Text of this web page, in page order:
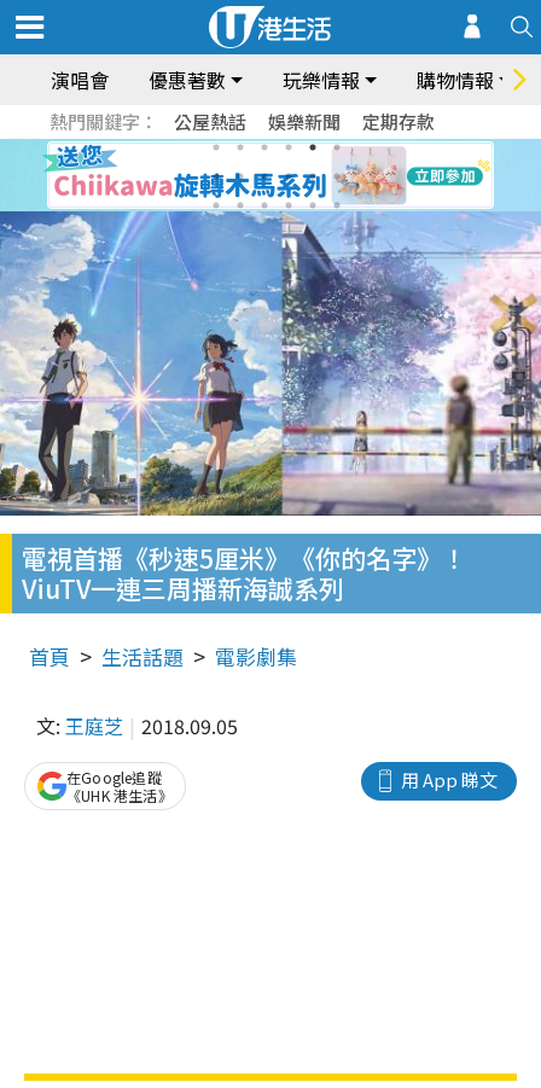
演唱會 優惠著數 玩樂情報 購物情報
熱門關鍵字： 公屋熱話 娛樂新聞 定期存款
電視首播《秒速5厘米》《你的名字》！
ViuTV一連三周播新海誠系列
首頁 生活話題 電影劇集
文: 王庭芝 2018.09.05
用 App 睇文
在Google追蹤
《UHK 港生活》